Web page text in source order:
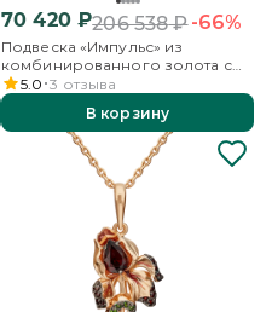
70 420₽206 538₽-66%
Подвеска «Импульс» из
комбинированного золота с
гранатами и аметистом
5.0 3 отзыва
В корзину